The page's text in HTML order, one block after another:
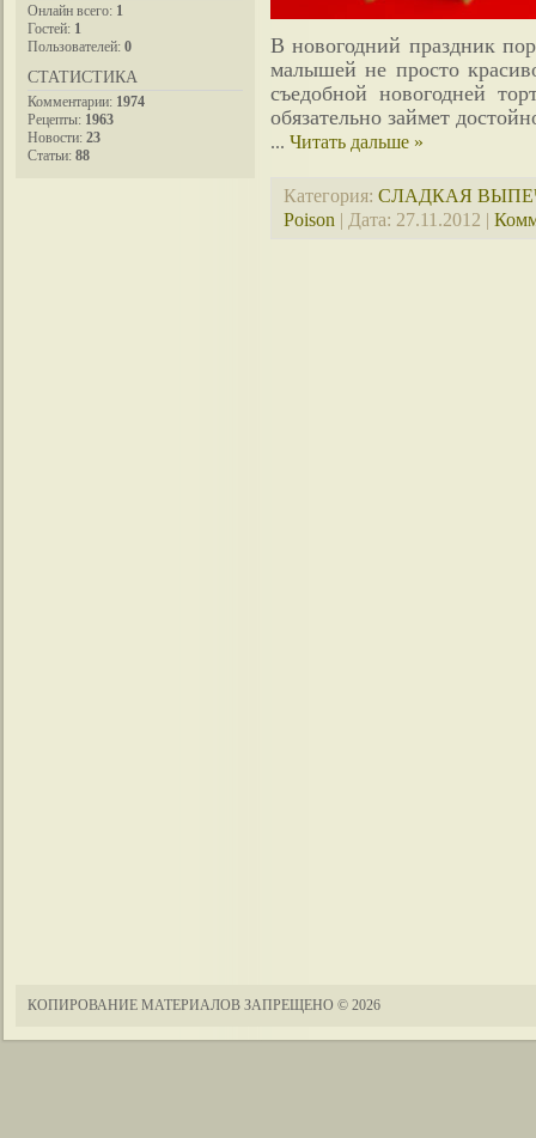
Онлайн всего: 1
Гостей: 1
Пользователей: 0
СТАТИСТИКА
Комментарии: 1974
Рецепты: 1963
Новости: 23
Статьи: 88
В новогодний праздник
малышей не просто
съедобной новогодней
обязательно займет
... Читать дальше »
Категория: СЛАДКАЯ
Poison | Дата: 27.11.2012 |
КОПИРОВАНИЕ МАТЕРИАЛОВ ЗАПРЕЩЕНО © 2026